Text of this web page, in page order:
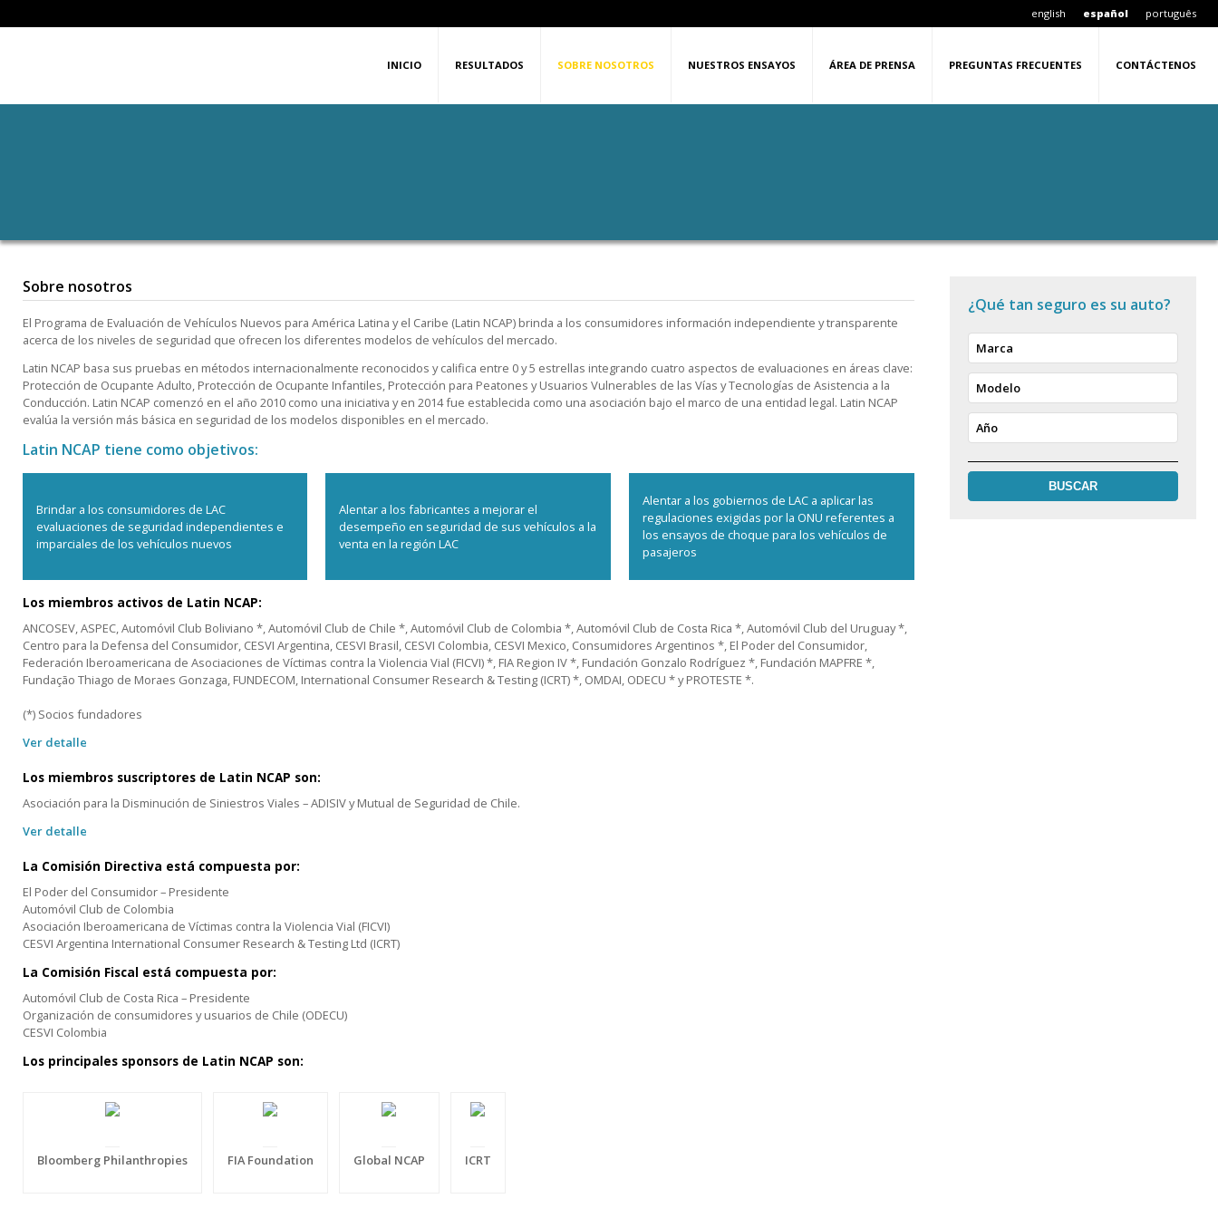
english español português
INICIO RESULTADOS SOBRE NOSOTROS NUESTROS ENSAYOS ÁREA DE PRENSA PREGUNTAS FRECUENTES CONTÁCTENOS
Sobre nosotros
El Programa de Evaluación de Vehículos Nuevos para América Latina y el Caribe (Latin NCAP) brinda a los consumidores información independiente y transparente
acerca de los niveles de seguridad que ofrecen los diferentes modelos de vehículos del mercado.
Latin NCAP basa sus pruebas en métodos internacionalmente reconocidos y califica entre 0 y 5 estrellas integrando cuatro aspectos de evaluaciones en áreas clave:
Protección de Ocupante Adulto, Protección de Ocupante Infantiles, Protección para Peatones y Usuarios Vulnerables de las Vías y Tecnologías de Asistencia a la
Conducción. Latin NCAP comenzó en el año 2010 como una iniciativa y en 2014 fue establecida como una asociación bajo el marco de una entidad legal. Latin NCAP
evalúa la versión más básica en seguridad de los modelos disponibles en el mercado.
Latin NCAP tiene como objetivos:
Brindar a los consumidores de LAC
evaluaciones de seguridad independientes e
imparciales de los vehículos nuevos
Alentar a los fabricantes a mejorar el
desempeño en seguridad de sus vehículos a la
venta en la región LAC
Alentar a los gobiernos de LAC a aplicar las
regulaciones exigidas por la ONU referentes a
los ensayos de choque para los vehículos de
pasajeros
Los miembros activos de Latin NCAP:
ANCOSEV, ASPEC, Automóvil Club Boliviano *, Automóvil Club de Chile *, Automóvil Club de Colombia *, Automóvil Club de Costa Rica *, Automóvil Club del Uruguay *,
Centro para la Defensa del Consumidor, CESVI Argentina, CESVI Brasil, CESVI Colombia, CESVI Mexico, Consumidores Argentinos *, El Poder del Consumidor,
Federación Iberoamericana de Asociaciones de Víctimas contra la Violencia Vial (FICVI) *, FIA Region IV *, Fundación Gonzalo Rodríguez *, Fundación MAPFRE *,
Fundação Thiago de Moraes Gonzaga, FUNDECOM, International Consumer Research & Testing (ICRT) *, OMDAI, ODECU * y PROTESTE *.
(*) Socios fundadores
Ver detalle
Los miembros suscriptores de Latin NCAP son:
Asociación para la Disminución de Siniestros Viales – ADISIV y Mutual de Seguridad de Chile.
Ver detalle
La Comisión Directiva está compuesta por:
El Poder del Consumidor – Presidente
Automóvil Club de Colombia
Asociación Iberoamericana de Víctimas contra la Violencia Vial (FICVI)
CESVI Argentina International Consumer Research & Testing Ltd (ICRT)
La Comisión Fiscal está compuesta por:
Automóvil Club de Costa Rica – Presidente
Organización de consumidores y usuarios de Chile (ODECU)
CESVI Colombia
Los principales sponsors de Latin NCAP son:
Bloomberg Philanthropies FIA Foundation Global NCAP ICRT
¿Qué tan seguro es su auto?
Marca
Modelo
Año